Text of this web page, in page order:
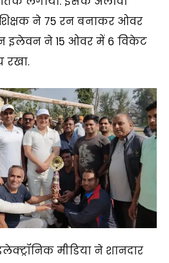
ने 75 रन बनाकर ओवर
इलेवन ने 15 ओवर में 6 विकेट
रखा.
मीडिया ने शानदार